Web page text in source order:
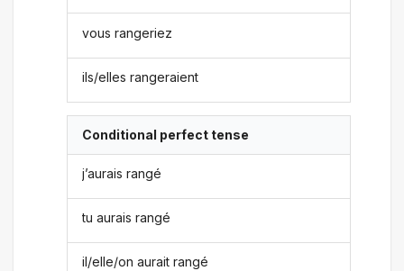
vous rangeriez
ils/elles rangeraient
Conditional perfect tense
j’aurais rangé
tu aurais rangé
il/elle/on aurait rangé